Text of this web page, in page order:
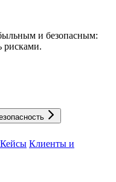
и безопасным:
рисками.
Кейсы Клиенты и